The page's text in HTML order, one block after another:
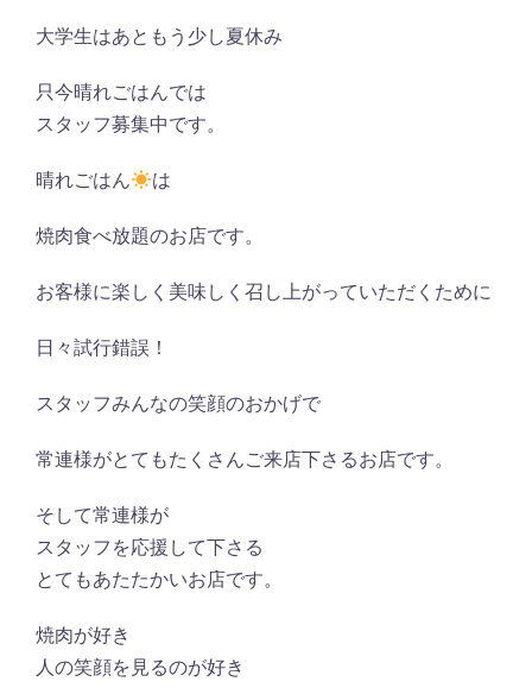
大学生はあともう少し夏休み
只今晴れごはんでは
スタッフ募集中です。
晴れごはん は
焼肉食べ放題のお店です。
お客様に楽しく美味しく召し上がっていただくために
日々試行錯誤！
スタッフみんなの笑顔のおかげで
常連様がとてもたくさんご来店下さるお店です。
そして常連様が
スタッフを応援して下さる
とてもあたたかいお店です。
焼肉が好き
人の笑顔を見るのが好き